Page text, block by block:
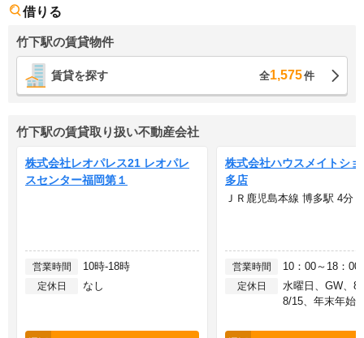
借りる
竹下駅の賃貸物件
賃貸を探す 全1,575件
竹下駅の賃貸取り扱い不動産会社
株式会社レオパレス21 レオパレ
スセンター福岡第１
営業時間 10時-18時
定休日 なし
株式会社ハウスメイトシ
多店
ＪＲ鹿児島本線 博多駅 4分
営業時間 10：00～18：00
定休日
水曜日、GW、
8/15、年末年始